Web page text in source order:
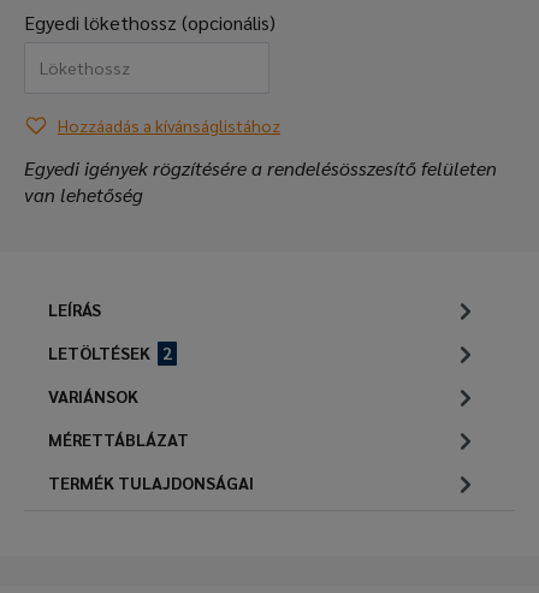
Egyedi lökethossz (opcionális)
Hozzáadás a kívánságlistához
Egyedi igények rögzítésére a rendelésösszesítő felületen
van lehetőség
LEÍRÁS
LETÖLTÉSEK
2
VARIÁNSOK
MÉRETTÁBLÁZAT
TERMÉK TULAJDONSÁGAI